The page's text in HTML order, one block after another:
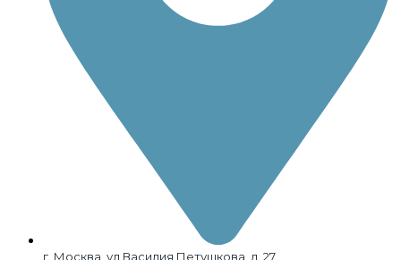
г. Москва, ул Василия Петушкова, д. 27